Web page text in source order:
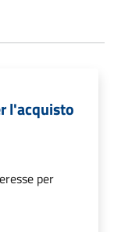
l'acquisto
per